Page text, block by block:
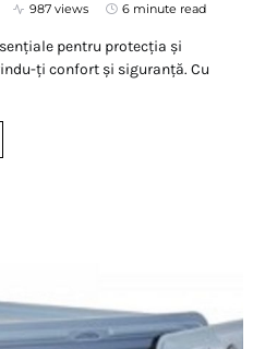
987 views 6 minute read
pentru protecția și
ți confort și siguranță. Cu